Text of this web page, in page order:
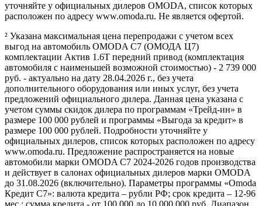
уточняйте у официальных дилеров OMODA, список которых
расположен по адресу www.omoda.ru. Не является офертой.
² Указана максимальная цена перепродажи с учетом всех
выгод на автомобиль OMODA C7 (ОМОДА Ц7)
комплектации Актив 1.6T передний привод (комплектация
автомобиля с наименьшей возможной стоимостью) - 2 739 000
руб. - актуально на дату 28.04.2026 г., без учета
дополнительного оборудования или иных услуг, без учета
предложений официального дилера. Данная цена указана с
учетом суммы скидок дилера по программам «Трейд-ин» в
размере 100 000 рублей и программы «Выгода за кредит» в
размере 100 000 рублей. Подробности уточняйте у
официальных дилеров, список которых расположен по адресу
www.omoda.ru. Предложение распространяется на новые
автомобили марки OMODA C7 2024-2026 годов производства
и действует в салонах официальных дилеров марки OMODA
до 31.08.2026 (включительно). Параметры программы «Omoda
Кредит C7»: валюта кредита – рубли РФ; срок кредита – 12-96
мес.; сумма кредита - от 100 000 до 10 000 000 руб. Диапазон